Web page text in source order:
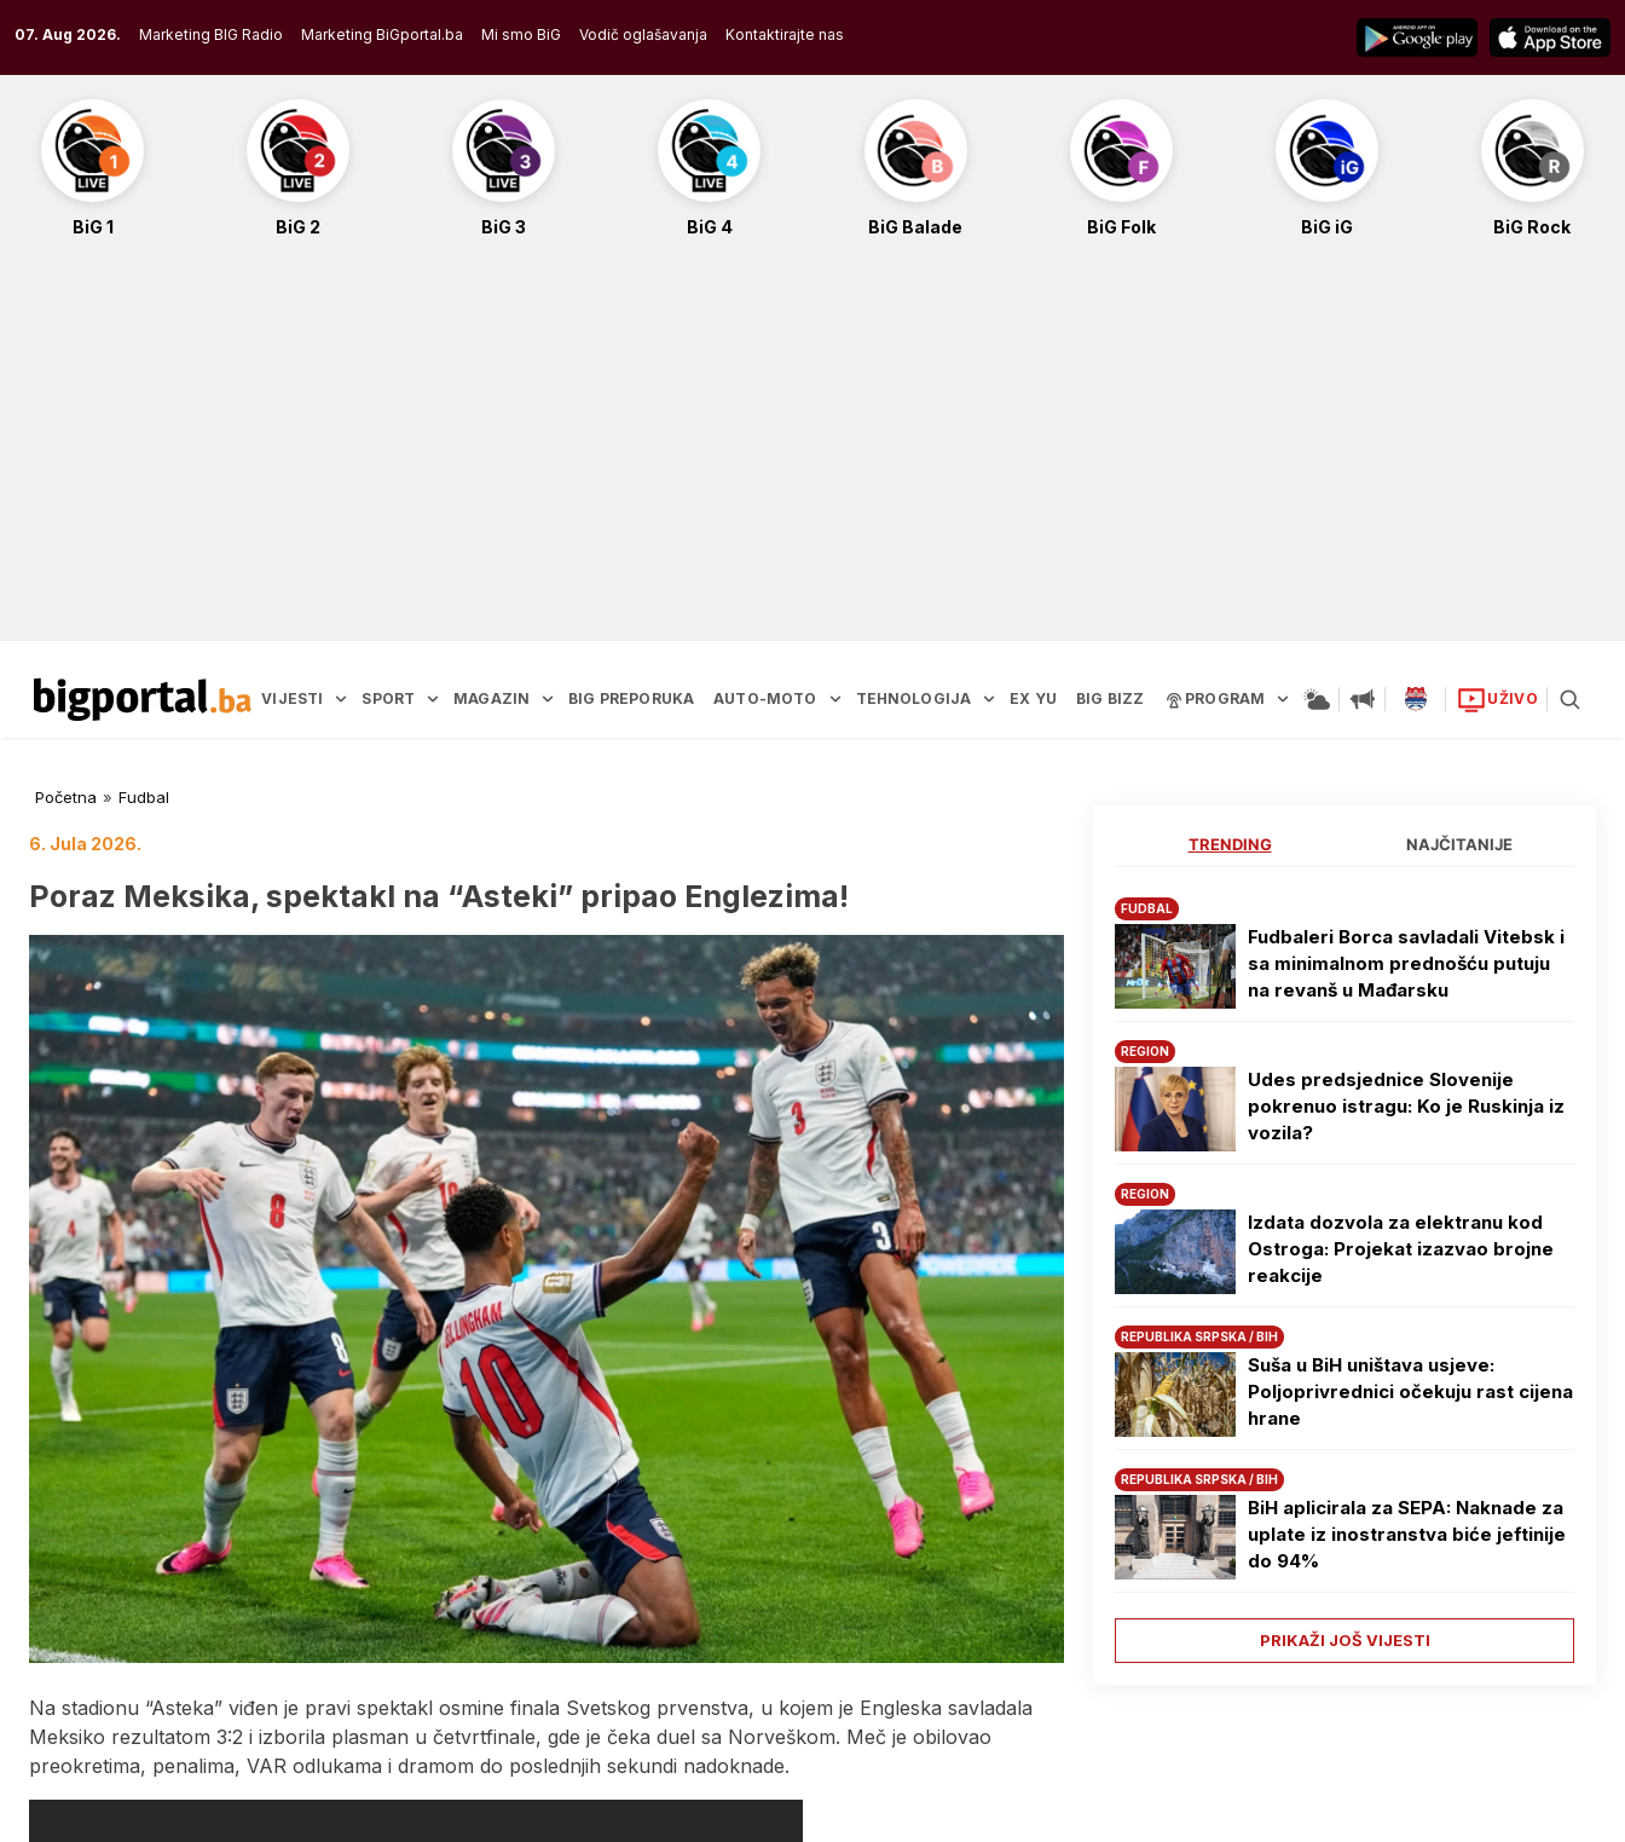
to
content
07. Aug 2026. Marketing BIG Radio Marketing BiGportal.ba Mi smo BiG Vodič oglašavanja Kontaktirajte nas
BiG 1 BiG 2 BiG 3 BiG 4 BiG Balade BiG Folk BiG iG BiG Rock
VIJESTI SPORT MAGAZIN BIG PREPORUKA AUTO-MOTO TEHNOLOGIJA EX YU BIG BIZZ PROGRAM UŽIVO
Početna » Fudbal
6. Jula 2026.
Poraz Meksika, spektakl na “Asteki” pripao Englezima!
Na stadionu “Asteka” viđen je pravi spektakl osmine finala Svetskog prvenstva, u kojem je Engleska savladala
Meksiko rezultatom 3:2 i izborila plasman u četvrtfinale, gde je čeka duel sa Norveškom. Meč je obilovao
preokretima, penalima, VAR odlukama i dramom do poslednjih sekundi nadoknade.
TRENDING NAJČITANIJE
FUDBAL
Fudbaleri Borca savladali Vitebsk i
sa minimalnom prednošću putuju
na revanš u Mađarsku
REGION
Udes predsjednice Slovenije
pokrenuo istragu: Ko je Ruskinja iz
vozila?
REGION
Izdata dozvola za elektranu kod
Ostroga: Projekat izazvao brojne
reakcije
REPUBLIKA SRPSKA / BIH
Suša u BiH uništava usjeve:
Poljoprivrednici očekuju rast cijena
hrane
REPUBLIKA SRPSKA / BIH
BiH aplicirala za SEPA: Naknade za
uplate iz inostranstva biće jeftinije
do 94%
PRIKAŽI JOŠ VIJESTI